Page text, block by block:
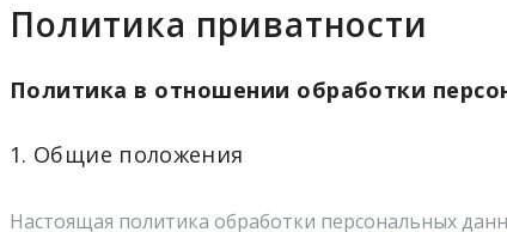
Политика приватности
Политика в отношении обработки
1. Общие положения
Настоящая политика обработки персональных